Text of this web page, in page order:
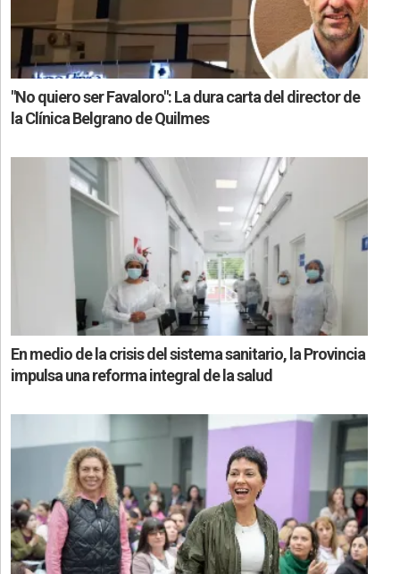
"No quiero ser Favaloro": La dura carta del director de
la Clínica Belgrano de Quilmes
En medio de la crisis del sistema sanitario, la Provincia
impulsa una reforma integral de la salud